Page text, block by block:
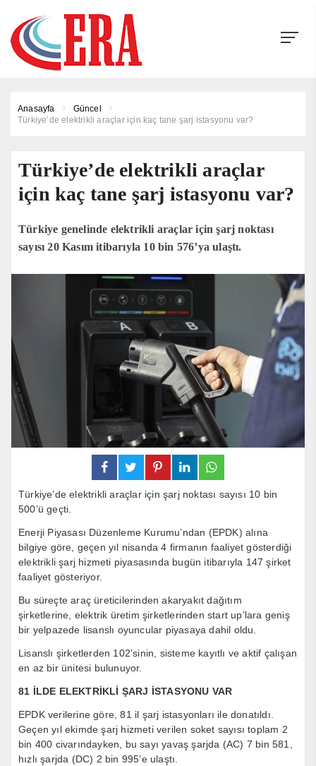
Anasayfa
Güncel
Türkiye’de elektrikli araçlar için kaç tane şarj istasyonu var?
Türkiye’de elektrikli araçlar
için kaç tane şarj istasyonu var?
Türkiye genelinde elektrikli araçlar için şarj noktası
sayısı 20 Kasım itibarıyla 10 bin 576’ya ulaştı.
Türkiye’de elektrikli araçlar için şarj noktası sayısı 10 bin
500’ü geçti.
Enerji Piyasası Düzenleme Kurumu’ndan (EPDK) alına
bilgiye göre, geçen yıl nisanda 4 firmanın faaliyet gösterdiği
elektrikli şarj hizmeti piyasasında bugün itibarıyla 147 şirket
faaliyet gösteriyor.
Bu süreçte araç üreticilerinden akaryakıt dağıtım
şirketlerine, elektrik üretim şirketlerinden start up’lara geniş
bir yelpazede lisanslı oyuncular piyasaya dahil oldu.
Lisanslı şirketlerden 102’sinin, sisteme kayıtlı ve aktif çalışan
en az bir ünitesi bulunuyor.
81 İLDE ELEKTRİKLİ ŞARJ İSTASYONU VAR
EPDK verilerine göre, 81 il şarj istasyonları ile donatıldı.
Geçen yıl ekimde şarj hizmeti verilen soket sayısı toplam 2
bin 400 civarındayken, bu sayı yavaş şarjda (AC) 7 bin 581,
hızlı şarjda (DC) 2 bin 995’e ulaştı.